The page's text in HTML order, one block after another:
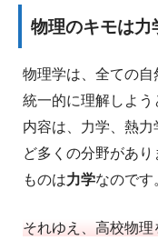
物理のキモは力
物理学は、全ての
統一的に理解しよう
内容は、力学、熱
ど多くの分野があ
ものは力学なのです。
それゆえ、高校物